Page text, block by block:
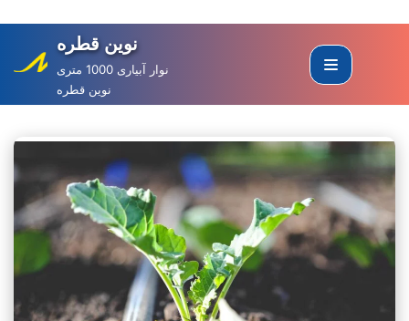
to
content
نوین قطره
نوار آبیاری 1000 متری
نوین قطره